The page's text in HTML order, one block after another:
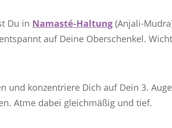
Du in Namasté-Haltung (Anjali-
auf Deine Oberschenkel.
und konzentriere Dich auf Dein 3.
Atme dabei gleichmäßig und tief.